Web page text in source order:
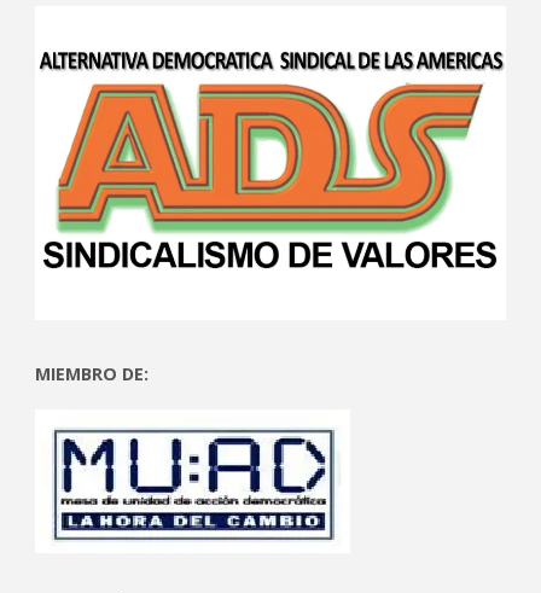
MIEMBRO DE: